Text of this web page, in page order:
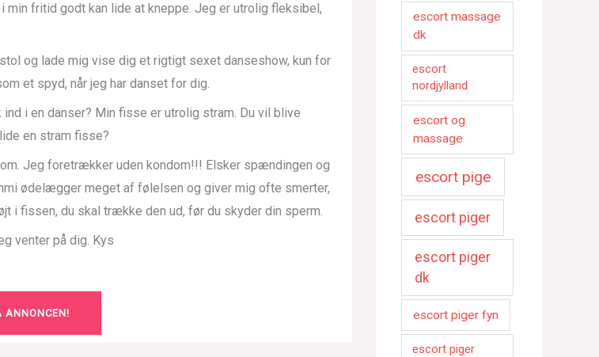
min fritid godt kan lide at kneppe. Jeg er utrolig fleksibel,
og lade mig vise dig et rigtigt sexet danseshow, kun for
et spyd, når jeg har danset for dig.
i en danser? Min fisse er utrolig stram. Du vil blive
en stram fisse?
Jeg foretrækker uden kondom!!! Elsker spændingen og
ødelægger meget af følelsen og giver mig ofte smerter,
i fissen, du skal trække den ud, før du skyder din sperm.
venter på dig. Kys
ANNONCEN!
escort massage
dk
escort
nordjylland
escort og
massage
escort pige
escort piger
escort piger
dk
escort piger fyn
escort piger